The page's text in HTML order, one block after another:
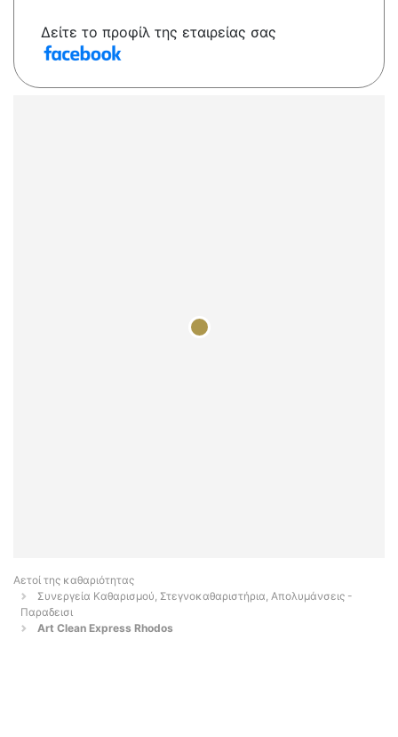
Δείτε το προφίλ της εταιρείας σας
Αετοί της καθαριότητας
Συνεργεία Καθαρισμού, Στεγνοκαθαριστήρια, Απολυμάνσεις -
Παραδεισι
Art Clean Express Rhodos